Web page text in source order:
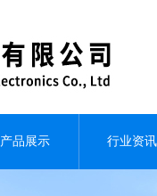
产品展示 行业资讯